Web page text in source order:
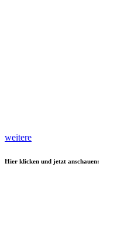
weitere
Hier klicken und jetzt anschauen: